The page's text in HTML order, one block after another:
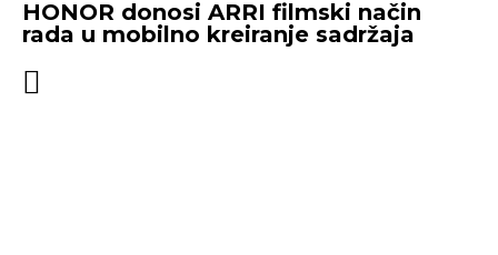
HONOR donosi ARRI filmski način
rada u mobilno kreiranje sadržaja